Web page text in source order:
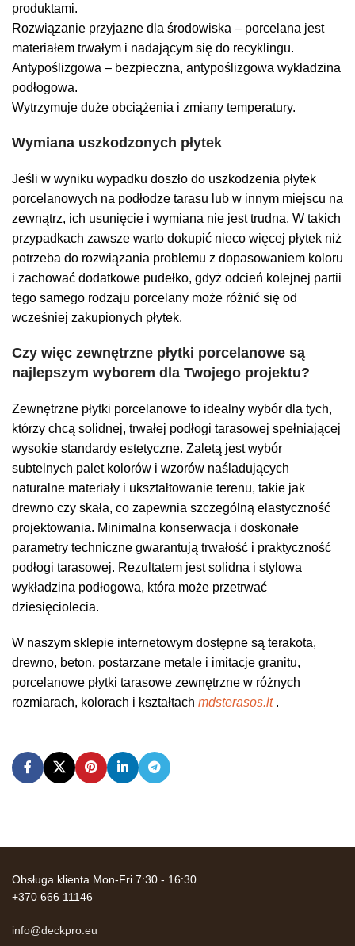
produktami.
Rozwiązanie przyjazne dla środowiska – porcelana jest
materiałem trwałym i nadającym się do recyklingu.
Antypoślizgowa – bezpieczna, antypoślizgowa wykładzina
podłogowa.
Wytrzymuje duże obciążenia i zmiany temperatury.
Wymiana uszkodzonych płytek
Jeśli w wyniku wypadku doszło do uszkodzenia płytek
porcelanowych na podłodze tarasu lub w innym miejscu na
zewnątrz, ich usunięcie i wymiana nie jest trudna. W takich
przypadkach zawsze warto dokupić nieco więcej płytek niż
potrzeba do rozwiązania problemu z dopasowaniem koloru
i zachować dodatkowe pudełko, gdyż odcień kolejnej partii
tego samego rodzaju porcelany może różnić się od
wcześniej zakupionych płytek.
Czy więc zewnętrzne płytki porcelanowe są
najlepszym wyborem dla Twojego projektu?
Zewnętrzne płytki porcelanowe to idealny wybór dla tych,
którzy chcą solidnej, trwałej podłogi tarasowej spełniającej
wysokie standardy estetyczne. Zaletą jest wybór
subtelnych palet kolorów i wzorów naśladujących
naturalne materiały i ukształtowanie terenu, takie jak
drewno czy skała, co zapewnia szczególną elastyczność
projektowania. Minimalna konserwacja i doskonałe
parametry techniczne gwarantują trwałość i praktyczność
podłogi tarasowej. Rezultatem jest solidna i stylowa
wykładzina podłogowa, która może przetrwać
dziesięciolecia.
W naszym sklepie internetowym dostępne są terakota,
drewno, beton, postarzane metale i imitacje granitu,
porcelanowe płytki tarasowe zewnętrzne w różnych
rozmiarach, kolorach i kształtach mdsterasos.lt .
Obsługa klienta Mon-Fri 7:30 - 16:30
+370 666 11146
info@deckpro.eu